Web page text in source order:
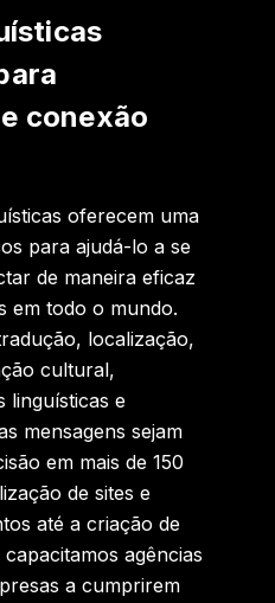
conexão
oferecem uma
para ajudá-lo a se
de maneira eficaz
em todo o mundo.
localização,
cultural,
linguísticas e
mensagens sejam
em mais de 150
de sites e
até a criação de
agências
a cumprirem